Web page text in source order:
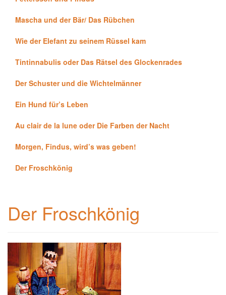
Mascha und der Bär/ Das Rübchen
Wie der Elefant zu seinem Rüssel kam
Tintinnabulis oder Das Rätsel des Glockenrades
Der Schuster und die Wichtelmänner
Ein Hund für’s Leben
Au clair de la lune oder Die Farben der Nacht
Morgen, Findus, wird’s was geben!
Der Froschkönig
Der Froschkönig